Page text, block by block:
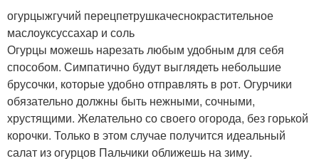
огурцыжгучий перецпетрушкачеснокрастительное
маслоуксуссахар и соль
Огурцы можешь нарезать любым удобным для себя
способом. Симпатично будут выглядеть небольшие
брусочки, которые удобно отправлять в рот. Огурчики
обязательно должны быть нежными, сочными,
хрустящими. Желательно со своего огорода, без горькой
корочки. Только в этом случае получится идеальный
салат из огурцов Пальчики оближешь на зиму.